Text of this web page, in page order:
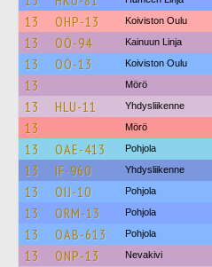
13 OHP-13 Koiviston Oulu
13 OÖ-94 Kainuun Linja
13 OÖ-13 Koiviston Oulu
13 Mörö
13 HLU-11 Yhdysliikenne
13 Mörö
13 OAE-413 Pohjola
13 IF-960 Yhdysliikenne
13 OIJ-10 Pohjola
13 ORM-13 Pohjola
13 OAB-613 Pohjola
13 ONP-13 Nevakivi